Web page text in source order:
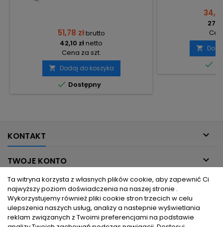
51,78 złbrutto
42,10 złnetto
Cena za szt.
 Dodaj do koszyka
 Dostępny


KONTAKT 
TWOJE KONTO 
INFORMACJE DLA CIEBIE 
PRODUKTY
Ta witryna korzysta z własnych plików cookie, aby zapewnić Ci
najwyższy poziom doświadczenia na naszej stronie .
Wykorzystujemy również pliki cookie stron trzecich w celu
ulepszenia naszych usług, analizy a nastepnie wyświetlania
reklam związanych z Twoimi preferencjami na podstawie